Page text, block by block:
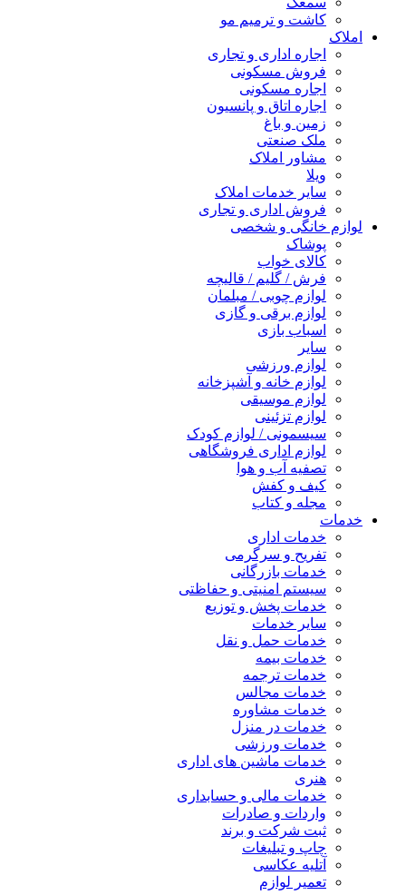
کاشت و ترمیم مو
املاک
اجاره اداری و تجاری
فروش مسکونی
اجاره مسکونی
اجاره اتاق و پانسیون
زمین و باغ
ملک صنعتی
مشاور املاک
ویلا
سایر خدمات املاک
فروش اداری و تجاری
لوازم خانگی و شخصی
پوشاک
کالای خواب
فرش / گلیم / قالیچه
لوازم چوبی / مبلمان
لوازم برقی و گازی
اسباب بازی
سایر
لوازم ورزشی
لوازم خانه و آشپزخانه
لوازم موسیقی
لوازم تزئینی
سیسمونی / لوازم کودک
لوازم اداری فروشگاهی
تصفیه آب و هوا
کیف و کفش
مجله و کتاب
خدمات
خدمات اداری
تفریح و سرگرمی
خدمات بازرگانی
سیستم امنیتی و حفاظتی
خدمات پخش و توزیع
سایر خدمات
خدمات حمل و نقل
خدمات بیمه
خدمات ترجمه
خدمات مجالس
خدمات مشاوره
خدمات در منزل
خدمات ورزشی
خدمات ماشین های اداری
هنری
خدمات مالی و حسابداری
واردات و صادرات
ثبت شرکت و برند
چاپ و تبلیغات
آتلیه عکاسی
تعمیر لوازم